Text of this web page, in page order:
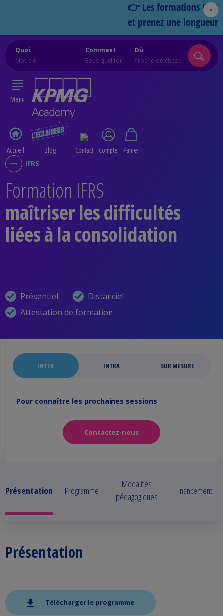
👉 Les formations Cercles
et prenez une longueur
Quoi Comment Où
Menu
Accueil Blog Contact Compte
Panier
IFRS
Formation IFRS
maîtriser les difficultés
liées à la consolidation
Présentiel
Distanciel
Attestation de formation
INTER INTRA SUR MESURE
Pour connaître les prochaines sessions
Contactez-nous
Présentation Programme
Modalités
pédagogiques
Financement
Présentation
Télécharger le programme